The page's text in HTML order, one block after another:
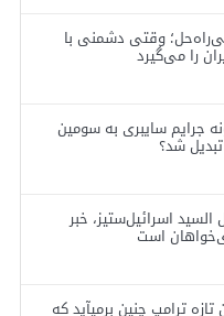
وقتی دشمنی با
را می‌گیرد
جرایم سایبری به سومین
شد؟
السید اسرائیل‌ستیز، خبر
است
ترامپ چنین برمیآید که